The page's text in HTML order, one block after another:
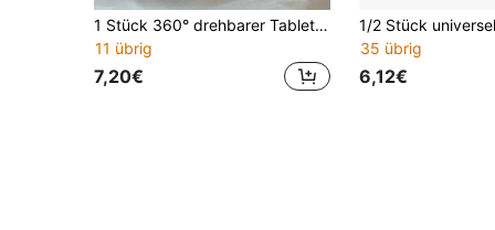
1 Stück 360° drehbarer Tablet- und Handyhalter mit Spiralbasis, flexibler Bett- und Nachttischhalter, kompatibel mit iPhone und Android-Handys, Geschenk für Geburtstag, Familie und Freunde, 360-Grad-Rotation, Bettständer mit Rotation
11 übrig
7,20€
35 übrig
6,12€